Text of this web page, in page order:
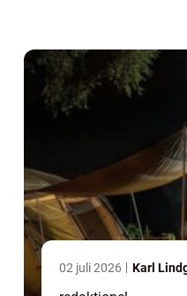
02 juli 2026 Karl